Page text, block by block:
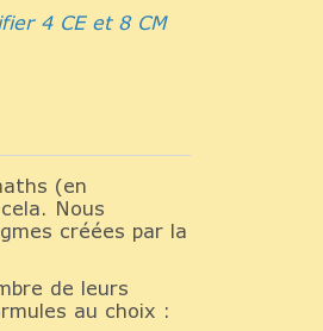
4 CE et 8 CM
(en
Nous
créées par la
de leurs
au choix :